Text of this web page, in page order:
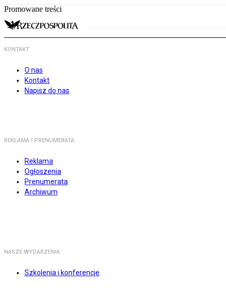
Promowane treści
KONTAKT
O nas
Kontakt
Napisz do nas
REKLAMA I PRENUMERATA
Reklama
Ogłoszenia
Prenumerata
Archiwum
NASZE WYDARZENIA
Szkolenia i konferencje